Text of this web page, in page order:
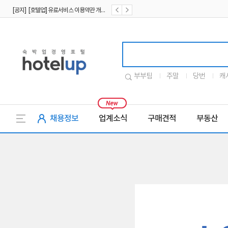
부부팀 주말 당번 캐
채용정보 업계소식 구매견적 부동산